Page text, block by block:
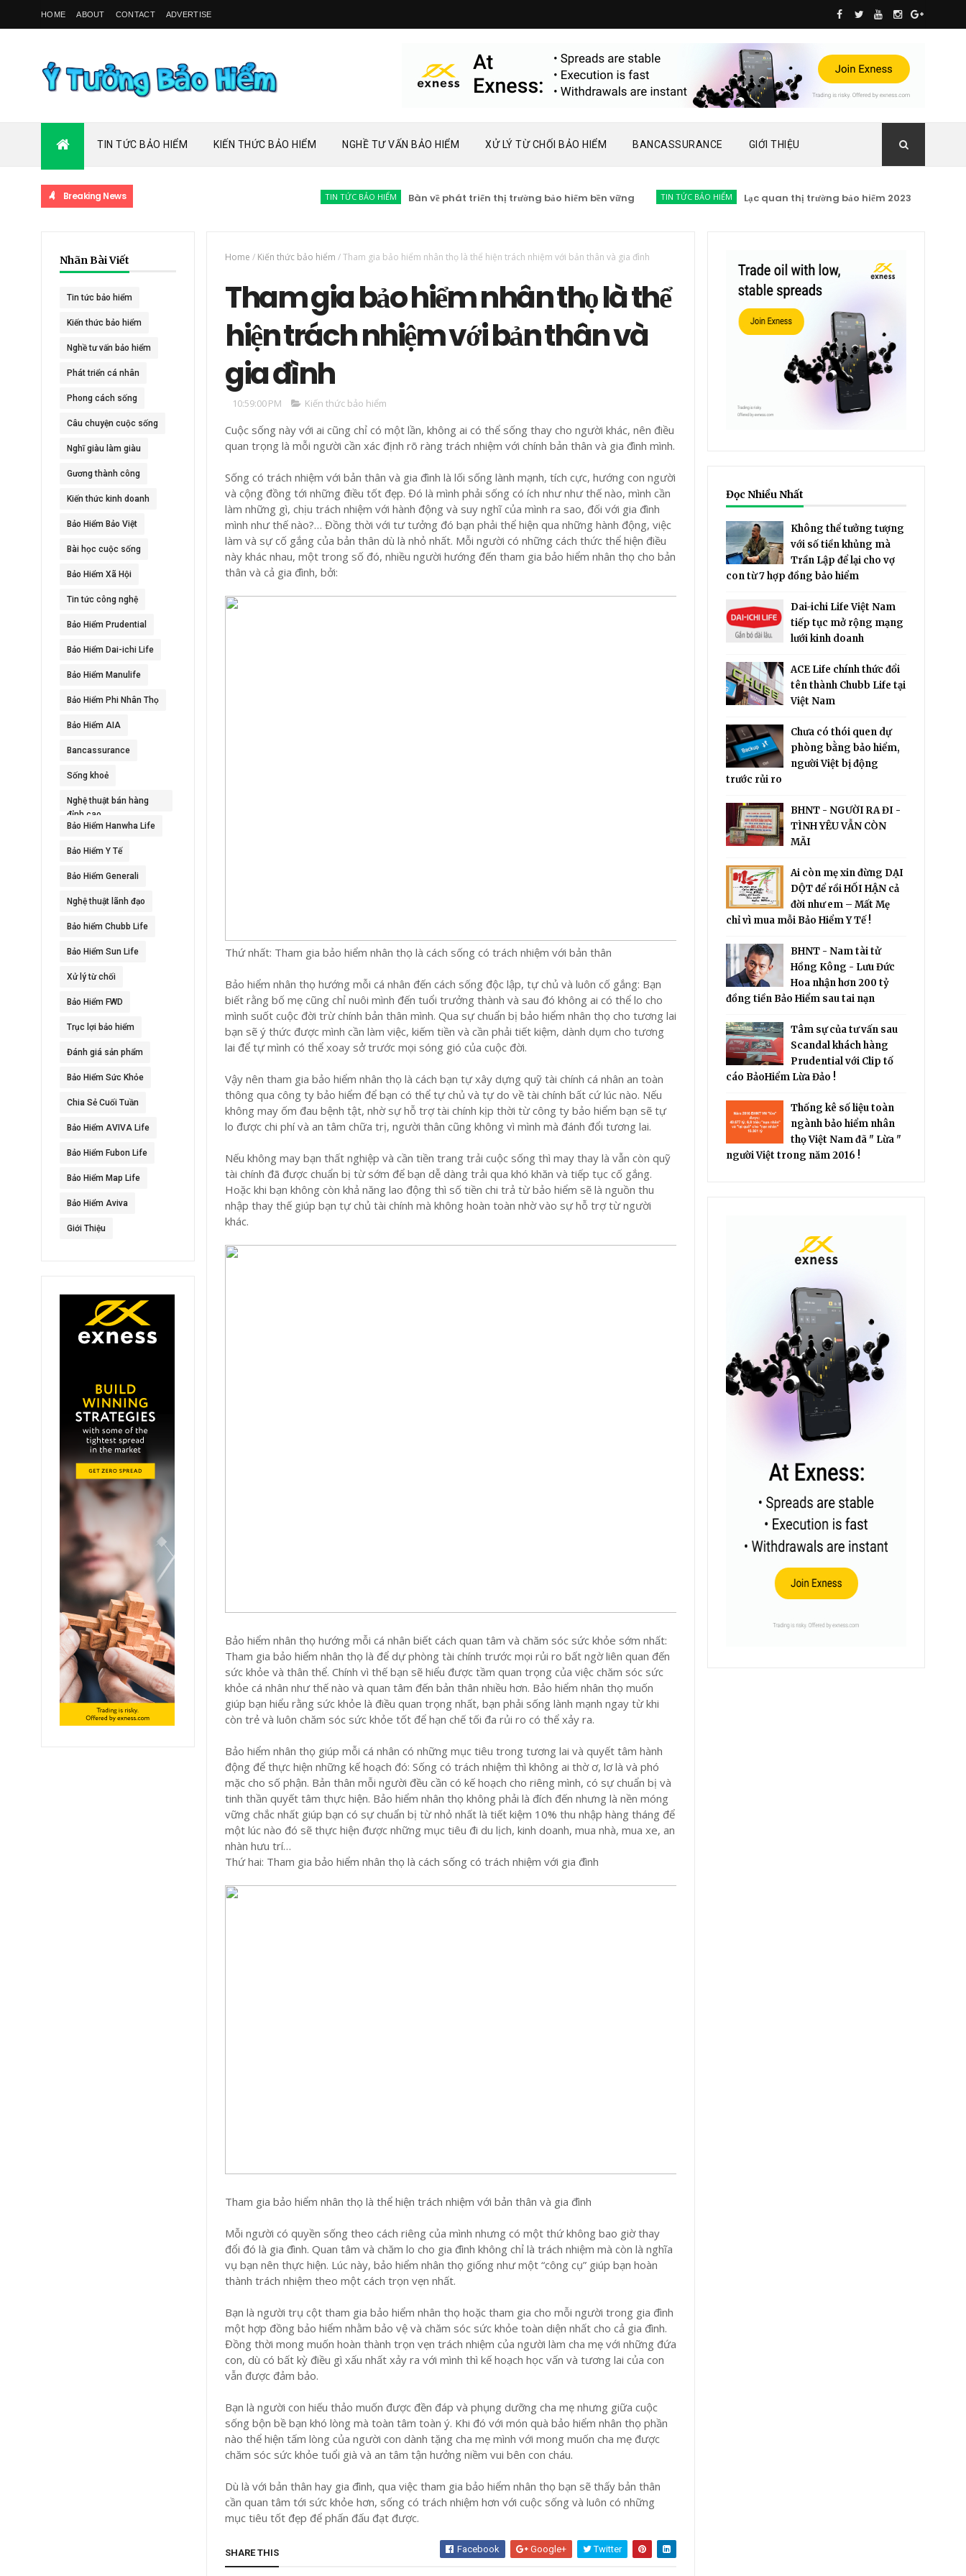
HOME ABOUT CONTACT ADVERTISE
TIN TỨC BẢO HIỂM KIẾN THỨC BẢO HIỂM NGHỀ TƯ VẤN BẢO HIỂM XỬ LÝ TỪ CHỐI BẢO HIỂM BANCASSURANCE GIỚI THIỆU
Breaking News TIN TỨC BẢO HIỂM Bàn về phát triển thị trường bảo hiểm bền vững TIN TỨC BẢO HIỂM Lạc quan thị trường bảo hiểm 2023 KIẾN THỨC BẢO
Nhãn Bài Viết
Tin tức bảo hiểm
Kiến thức bảo hiểm
Nghề tư vấn bảo hiểm
Phát triển cá nhân
Phong cách sống
Câu chuyện cuộc sống
Nghĩ giàu làm giàu
Gương thành công
Kiến thức kinh doanh
Bảo Hiểm Bảo Việt
Bài học cuộc sống
Bảo Hiểm Xã Hội
Tin tức công nghệ
Bảo Hiểm Prudential
Bảo Hiểm Dai-ichi Life
Bảo Hiểm Manulife
Bảo Hiểm Phi Nhân Thọ
Bảo Hiểm AIA
Bancassurance
Sống khoẻ
Nghệ thuật bán hàng
đỉnh cao
Bảo Hiểm Hanwha Life
Bảo Hiểm Y Tế
Bảo Hiểm Generali
Nghệ thuật lãnh đạo
Bảo hiểm Chubb Life
Bảo Hiểm Sun Life
Xử lý từ chối
Bảo Hiểm FWD
Trục lợi bảo hiểm
Đánh giá sản phẩm
Bảo Hiểm Sức Khỏe
Chia Sẻ Cuối Tuần
Bảo Hiểm AVIVA Life
Bảo Hiểm Fubon Life
Bảo Hiểm Map Life
Bảo Hiểm Aviva
Giới Thiệu
Home / Kiến thức bảo hiểm /Tham gia bảo hiểm nhân thọ là thể hiện trách nhiệm với bản thân và gia đình
Tham gia bảo hiểm nhân thọ là thể
hiện trách nhiệm với bản thân và
gia đình
10:59:00 PM Kiến thức bảo hiểm
Cuộc sống này với ai cũng chỉ có một lần, không ai có thể sống thay cho người khác, nên điều
quan trọng là mỗi người cần xác định rõ ràng trách nhiệm với chính bản thân và gia đình mình.
Sống có trách nhiệm với bản thân và gia đình là lối sống lành mạnh, tích cực, hướng con người
và cộng đồng tới những điều tốt đẹp. Đó là mình phải sống có ích như như thế nào, mình cần
làm những gì, chịu trách nhiệm với hành động và suy nghĩ của mình ra sao, đối với gia đình
mình như thế nào?… Đồng thời với tư tưởng đó bạn phải thể hiện qua những hành động, việc
làm và sự cố gắng của bản thân dù là nhỏ nhất. Mỗi người có những cách thức thể hiện điều
này khác nhau, một trong số đó, nhiều người hướng đến tham gia bảo hiểm nhân thọ cho bản
thân và cả gia đình, bởi:
Thứ nhất: Tham gia bảo hiểm nhân thọ là cách sống có trách nhiệm với bản thân
Bảo hiểm nhân thọ hướng mỗi cá nhân đến cách sống độc lập, tự chủ và luôn cố gắng: Bạn
biết rằng bố mẹ cũng chỉ nuôi mình đến tuổi trưởng thành và sau đó không ai có thể lo cho
mình suốt cuộc đời trừ chính bản thân mình. Qua sự chuẩn bị bảo hiểm nhân thọ cho tương lai
bạn sẽ ý thức được mình cần làm việc, kiếm tiền và cần phải tiết kiệm, dành dụm cho tương
lai để tự mình có thể xoay sở trước mọi sóng gió của cuộc đời.
Vậy nên tham gia bảo hiểm nhân thọ là cách bạn tự xây dựng quỹ tài chính cá nhân an toàn
thông qua công ty bảo hiểm để bạn có thể tự chủ và tự do về tài chính bất cứ lúc nào. Nếu
không may ốm đau bệnh tật, nhờ sự hỗ trợ tài chính kịp thời từ công ty bảo hiểm bạn sẽ tự
lo được chi phí và an tâm chữa trị, người thân cũng không vì mình mà đánh đổi tương lai.
Nếu không may bạn thất nghiệp và cần tiền trang trải cuộc sống thì may thay là vẫn còn quỹ
tài chính đã được chuẩn bị từ sớm để bạn dễ dàng trải qua khó khăn và tiếp tục cố gắng.
Hoặc khi bạn không còn khả năng lao động thì số tiền chi trả từ bảo hiểm sẽ là nguồn thu
nhập thay thế giúp bạn tự chủ tài chính mà không hoàn toàn nhờ vào sự hỗ trợ từ người
khác.
Bảo hiểm nhân thọ hướng mỗi cá nhân biết cách quan tâm và chăm sóc sức khỏe sớm nhất:
Tham gia bảo hiểm nhân thọ là để dự phòng tài chính trước mọi rủi ro bất ngờ liên quan đến
sức khỏe và thân thể. Chính vì thế bạn sẽ hiểu được tầm quan trọng của việc chăm sóc sức
khỏe cá nhân như thế nào và quan tâm đến bản thân nhiều hơn. Bảo hiểm nhân thọ muốn
giúp bạn hiểu rằng sức khỏe là điều quan trọng nhất, bạn phải sống lành mạnh ngay từ khi
còn trẻ và luôn chăm sóc sức khỏe tốt để hạn chế tối đa rủi ro có thể xảy ra.
Bảo hiểm nhân thọ giúp mỗi cá nhân có những mục tiêu trong tương lai và quyết tâm hành
động để thực hiện những kế hoạch đó: Sống có trách nhiệm thì không ai thờ ơ, lơ là và phó
mặc cho số phận. Bản thân mỗi người đều cần có kế hoạch cho riêng mình, có sự chuẩn bị và
tinh thần quyết tâm thực hiện. Bảo hiểm nhân thọ không phải là đích đến nhưng là nền móng
vững chắc nhất giúp bạn có sự chuẩn bị từ nhỏ nhất là tiết kiệm 10% thu nhập hàng tháng để
một lúc nào đó sẽ thực hiện được những mục tiêu đi du lịch, kinh doanh, mua nhà, mua xe, an
nhàn hưu trí…
Thứ hai: Tham gia bảo hiểm nhân thọ là cách sống có trách nhiệm với gia đình
Tham gia bảo hiểm nhân thọ là thể hiện trách nhiệm với bản thân và gia đình
Mỗi người có quyền sống theo cách riêng của mình nhưng có một thứ không bao giờ thay
đổi đó là gia đình. Quan tâm và chăm lo cho gia đình không chỉ là trách nhiệm mà còn là nghĩa
vụ bạn nên thực hiện. Lúc này, bảo hiểm nhân thọ giống như một “công cụ” giúp bạn hoàn
thành trách nhiệm theo một cách trọn vẹn nhất.
Bạn là người trụ cột tham gia bảo hiểm nhân thọ hoặc tham gia cho mỗi người trong gia đình
một hợp đồng bảo hiểm nhằm bảo vệ và chăm sóc sức khỏe toàn diện nhất cho cả gia đình.
Đồng thời mong muốn hoàn thành trọn vẹn trách nhiệm của người làm cha mẹ với những đứa
con, dù có bất kỳ điều gì xấu nhất xảy ra với mình thì kế hoạch học vấn và tương lai của con
vẫn được đảm bảo.
Bạn là người con hiếu thảo muốn được đền đáp và phụng dưỡng cha mẹ nhưng giữa cuộc
sống bộn bề bạn khó lòng mà toàn tâm toàn ý. Khi đó với món quà bảo hiểm nhân thọ phần
nào thể hiện tấm lòng của người con dành tặng cha mẹ mình với mong muốn cha mẹ được
chăm sóc sức khỏe tuổi già và an tâm tận hưởng niềm vui bên con cháu.
Dù là với bản thân hay gia đình, qua việc tham gia bảo hiểm nhân thọ bạn sẽ thấy bản thân
cần quan tâm tới sức khỏe hơn, sống có trách nhiệm hơn với cuộc sống và luôn có những
mục tiêu tốt đẹp để phấn đấu đạt được.
SHARE THIS Facebook Google+ Twitter
Đọc Nhiều Nhất
Không thể tưởng tượng
với số tiền khủng mà
Trần Lập để lại cho vợ
con từ 7 hợp đồng bảo hiểm
Dai-ichi Life Việt Nam
tiếp tục mở rộng mạng
lưới kinh doanh
ACE Life chính thức đổi
tên thành Chubb Life tại
Việt Nam
Chưa có thói quen dự
phòng bằng bảo hiểm,
người Việt bị động
trước rủi ro
BHNT - NGƯỜI RA ĐI -
TÌNH YÊU VẪN CÒN
MÃI
Ai còn mẹ xin đừng DẠI
DỘT để rồi HỐI HẬN cả
đời như em – Mất Mẹ
chỉ vì mua mỗi Bảo Hiểm Y Tế !
BHNT - Nam tài tử
Hồng Kông - Lưu Đức
Hoa nhận hơn 200 tỷ
đồng tiền Bảo Hiểm sau tai nạn
Tâm sự của tư vấn sau
Scandal khách hàng
Prudential với Clip tố
cáo BảoHiểm Lừa Đảo !
Thống kê số liệu toàn
ngành bảo hiểm nhân
thọ Việt Nam đã " Lừa "
người Việt trong năm 2016 !